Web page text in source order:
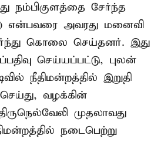
நம்பிகுளத்தை சேர்ந்த
என்பவரை அவரது மனைவி
கொலை செய்தனர். இது
செய்யப்பட்டு, புலன்
நீதிமன்றத்தில் இறுதி
வழக்கின்
முதலாவது
நடைபெற்று